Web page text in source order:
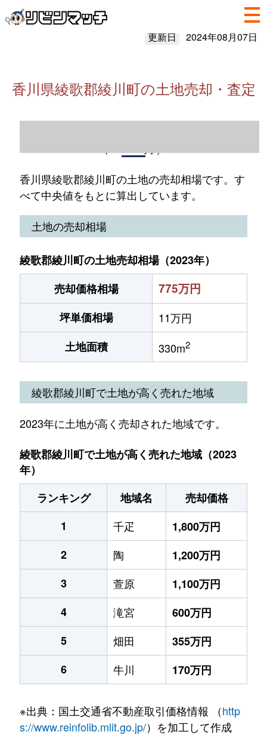
更新日 2024年08月07日
香川県綾歌郡綾川町の土地売却・査定
香川県綾歌郡綾川町の土地売却情報（2023
香川県綾歌郡綾川町の土地の売却相場です。す
べて中央値をもとに算出しています。
土地の売却相場
綾歌郡綾川町の土地売却相場（2023年）
売却価格相場
775万円
坪単価相場
11万円
土地面積
330m2
綾歌郡綾川町で土地が高く売れた地域
2023年に土地が高く売却された地域です。
綾歌郡綾川町で土地が高く売れた地域（2023
年）
ランキング
地域名
売却価格
1
千疋
1,800万円
2
陶
1,200万円
3
萱原
1,100万円
4
滝宮
600万円
5
畑田
355万円
6
牛川 170万円
※出典：国土交通省不動産取引価格情報 （http
s://www.reinfolib.mlit.go.jp/）を加工して作成